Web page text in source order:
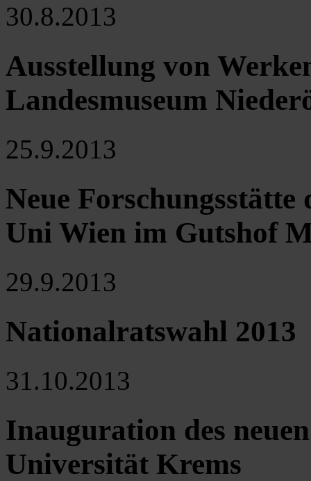
30.8.2013
Ausstellung von
Landesmuseum
25.9.2013
Neue
Uni Wien im Gutshof
29.9.2013
Nationalratswahl 2013
31.10.2013
Inauguration des
Universität Krems